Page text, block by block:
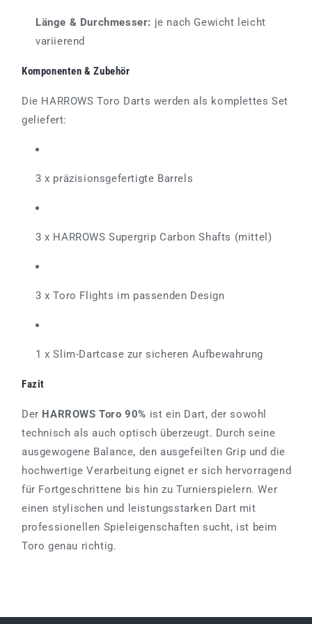
Länge & Durchmesser: je nach Gewicht leicht
variierend
Komponenten & Zubehör
Die HARROWS Toro Darts werden als komplettes Set
geliefert:
3 x präzisionsgefertigte Barrels
3 x HARROWS Supergrip Carbon Shafts (mittel)
3 x Toro Flights im passenden Design
1 x Slim-Dartcase zur sicheren Aufbewahrung
Fazit
Der HARROWS Toro 90% ist ein Dart, der sowohl
technisch als auch optisch überzeugt. Durch seine
ausgewogene Balance, den ausgefeilten Grip und die
hochwertige Verarbeitung eignet er sich hervorragend
für Fortgeschrittene bis hin zu Turnierspielern. Wer
einen stylischen und leistungsstarken Dart mit
professionellen Spieleigenschaften sucht, ist beim
Toro genau richtig.